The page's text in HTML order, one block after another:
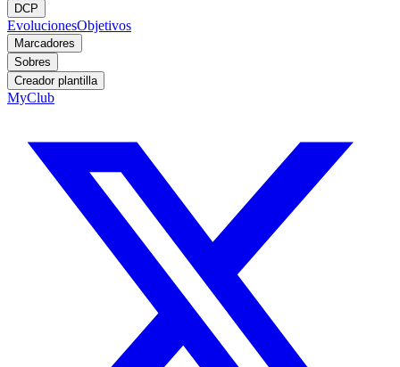
DCP
EvolucionesObjetivos
Marcadores
Sobres
Creador plantilla
MyClub